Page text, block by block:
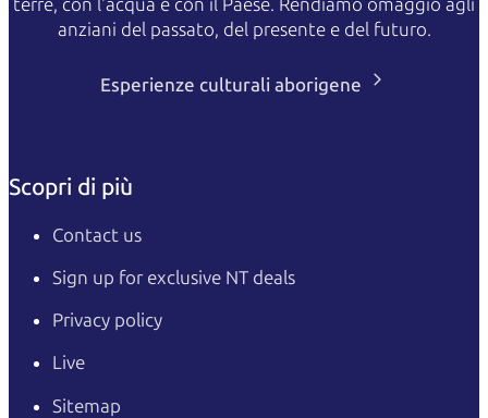
anziani del passato, del presente e del futuro.
Esperienze culturali aborigene
Scopri di più
Contact us
Sign up for exclusive NT deals
Privacy policy
Live
Sitemap